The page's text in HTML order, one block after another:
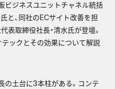
ビジネスユニットチャネル統括
と、同社のECサイト改善を担
表取締役社長・清水氏が登壇。
テックとその効果について解説
の土台に3本柱がある。コンテ